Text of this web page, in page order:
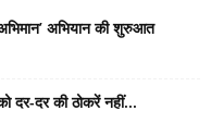
अभियान की शुरुआत
दर-दर की ठोकरें नहीं...